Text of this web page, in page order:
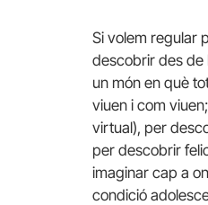
Si volem regular
descobrir des de
un món en què
viuen i com
virtual), per
per descobrir
imaginar cap a
condició